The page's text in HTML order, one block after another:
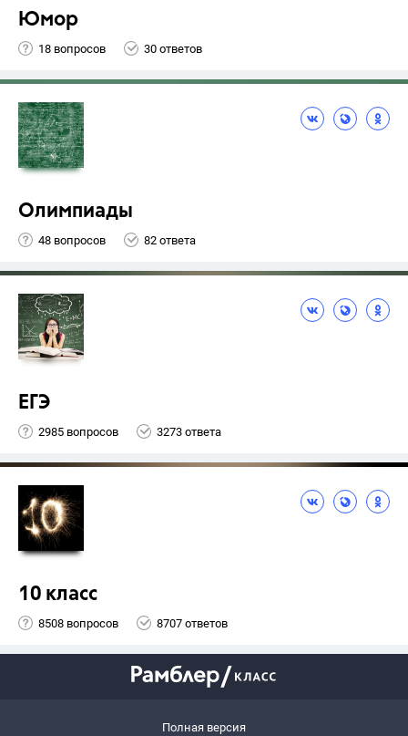
Юмор
18 вопросов 30 ответов
Олимпиады
48 вопросов 82 ответа
ЕГЭ
2985 вопросов 3273 ответа
10 класс
8508 вопросов 8707 ответов
Полная версия